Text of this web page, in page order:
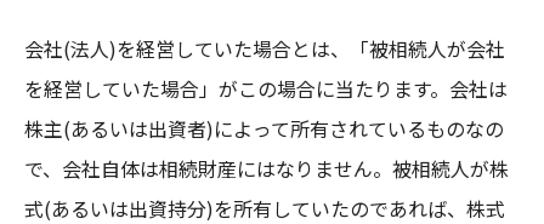
会社(法人)を経営していた場合とは、「被相続人が会社
を経営していた場合」がこの場合に当たります。会社は
株主(あるいは出資者)によって所有されているものなの
で、会社自体は相続財産にはなりません。被相続人が株
式(あるいは出資持分)を所有していたのであれば、株式